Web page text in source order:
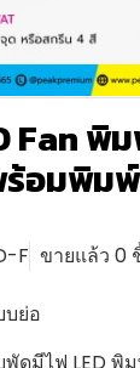
Fan พิ
อมพิม
F ขายแล้ว 0
ย่อ